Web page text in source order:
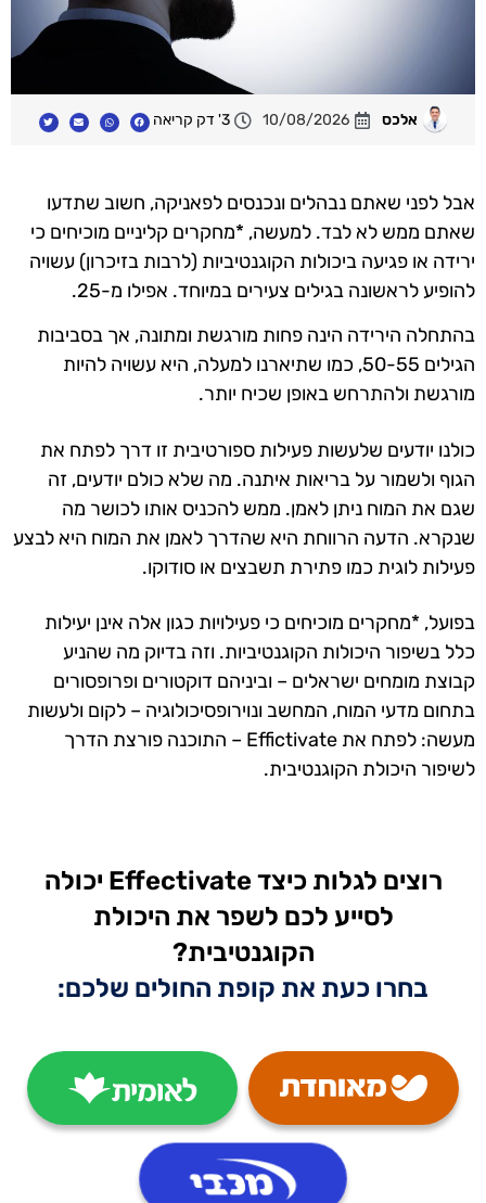
אלכס 10/08/2026 3' דק קריאה
אבל לפני שאתם נבהלים ונכנסים לפאניקה, חשוב שתדעו
שאתם ממש לא לבד. למעשה, *מחקרים קליניים מוכיחים כי
ירידה או פגיעה ביכולות הקוגנטיביות (לרבות בזיכרון) עשויה
להופיע לראשונה בגילים צעירים במיוחד. אפילו מ-25.
בהתחלה הירידה הינה פחות מורגשת ומתונה, אך בסביבות
הגילים 50-55, כמו שתיארנו למעלה, היא עשויה להיות
מורגשת ולהתרחש באופן שכיח יותר.
כולנו יודעים שלעשות פעילות ספורטיבית זו דרך לפתח את
הגוף ולשמור על בריאות איתנה. מה שלא כולם יודעים, זה
שגם את המוח ניתן לאמן. ממש להכניס אותו לכושר מה
שנקרא. הדעה הרווחת היא שהדרך לאמן את המוח היא לבצע
פעילות לוגית כמו פתירת תשבצים או סודוקו.
בפועל, *מחקרים מוכיחים כי פעילויות כגון אלה אינן יעילות
כלל בשיפור היכולות הקוגנטיביות. וזה בדיוק מה שהניע
קבוצת מומחים ישראלים – וביניהם דוקטורים ופרופסורים
בתחום מדעי המוח, המחשב ונוירופסיכולוגיה – לקום ולעשות
מעשה: לפתח את Effictivate – התוכנה פורצת הדרך
לשיפור היכולת הקוגנטיבית.
רוצים לגלות כיצד Effectivate יכולה
לסייע לכם לשפר את היכולת
הקוגנטיבית?
בחרו כעת את קופת החולים שלכם: